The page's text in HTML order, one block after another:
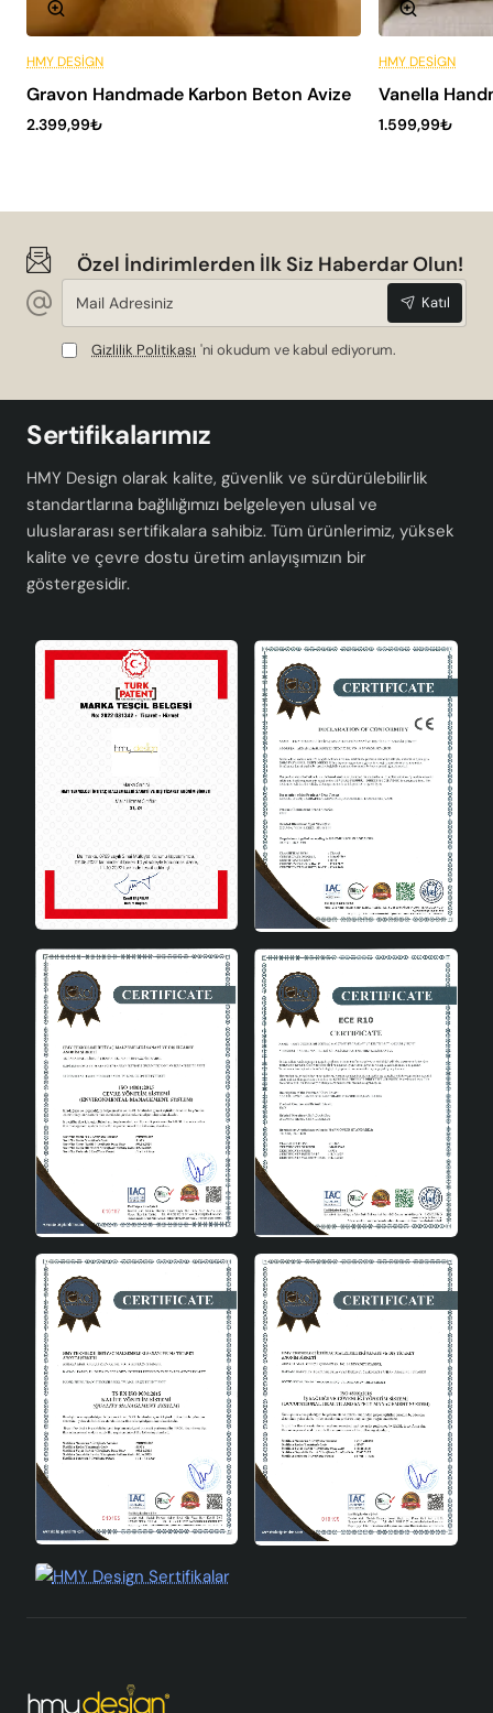
SADECE HMY
HMY DESIGN
Gravon Handmade Karbon Beton Avize
2.399,99₺
HMY DESIGN
Vanella
1.599,99₺
Özel İndirimlerden İlk Siz Haberdar Olun!
Mail
Adresiniz
Katıl
Gizlilik Politikası 'ni okudum ve kabul ediyorum.
Sertifikalarımız
HMY Design olarak kalite, güvenlik ve sürdürülebilirlik
standartlarına bağlılığımızı belgeleyen ulusal ve
uluslararası sertifikalara sahibiz. Tüm ürünlerimiz, yüksek
kalite ve çevre dostu üretim anlayışımızın bir
göstergesidir.